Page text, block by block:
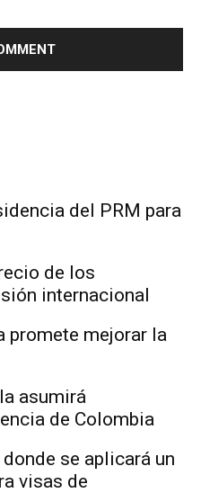
del PRM para
de los
internacional
promete mejorar la
asumirá
de Colombia
se aplicará un
visas de